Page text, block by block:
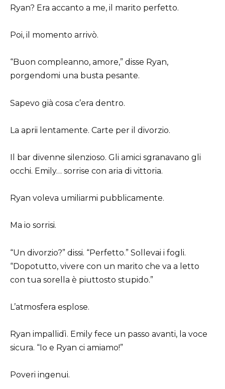
Ryan? Era accanto a me, il marito perfetto.
Poi, il momento arrivò.
“Buon compleanno, amore,” disse Ryan,
porgendomi una busta pesante.
Sapevo già cosa c’era dentro.
La aprii lentamente. Carte per il divorzio.
Il bar divenne silenzioso. Gli amici sgranavano gli
occhi. Emily… sorrise con aria di vittoria.
Ryan voleva umiliarmi pubblicamente.
Ma io sorrisi.
“Un divorzio?” dissi. “Perfetto.” Sollevai i fogli.
“Dopotutto, vivere con un marito che va a letto
con tua sorella è piuttosto stupido.”
L’atmosfera esplose.
Ryan impallidì. Emily fece un passo avanti, la voce
sicura. “Io e Ryan ci amiamo!”
Poveri ingenui.